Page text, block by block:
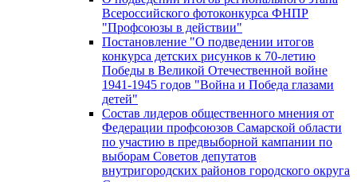
Всероссийского фотоконкурса ФНПР
"Профсоюзы в действии"
Постановление "О подведении итогов
конкурса детских рисунков к 70-летию
Победы в Великой Отечественной войне
1941-1945 годов "Война и Победа глазами
детей"
Состав лидеров общественного мнения от
Федерации профсоюзов Самарской области
по участию в предвыборной кампании по
выборам Советов депутатов
внутригородских районов городского округа